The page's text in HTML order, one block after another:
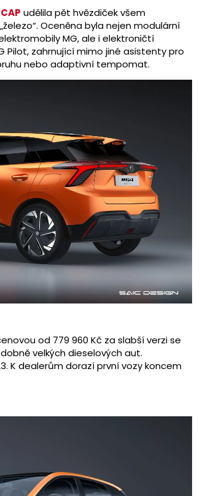
udělila pět hvězdiček všem
Oceněna byla nejen modulární
MG, ale i elektroničtí
Pilot, zahrnující mimo jiné asistenty pro
nebo adaptivní tempomat.
od 779 960 Kč za slabší verzi se
velkých dieselových aut.
K dealerům dorazí první vozy koncem